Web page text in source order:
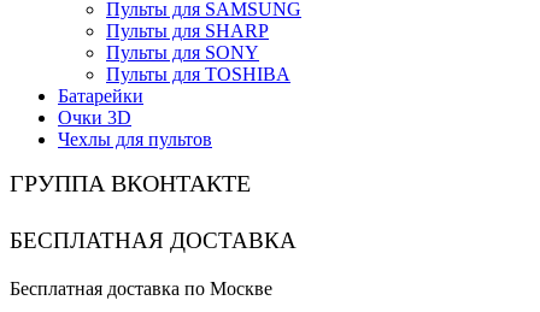
Пульты для SAMSUNG
Пульты для SHARP
Пульты для SONY
Пульты для TOSHIBA
Батарейки
Очки 3D
Чехлы для пультов
ГРУППА ВКОНТАКТЕ
БЕСПЛАТНАЯ ДОСТАВКА
Бесплатная доставка по Москве